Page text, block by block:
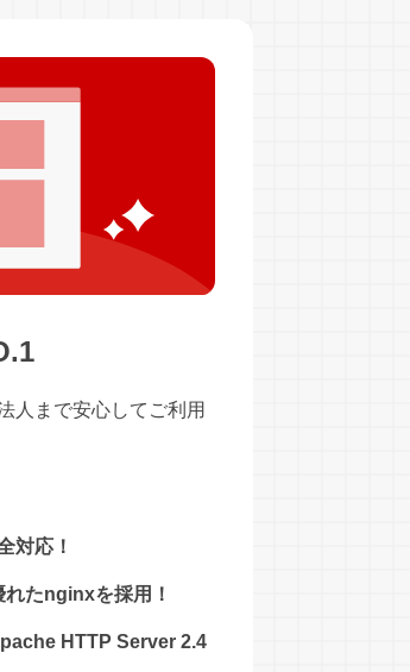
人まで安心してご利用
対応！
たnginxを採用！
HTTP Server 2.4